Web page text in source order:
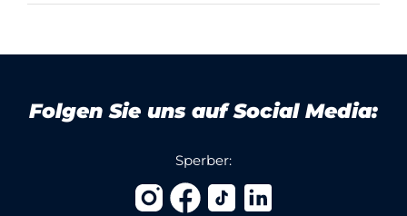
Folgen Sie uns auf Social Media:
Sperber: